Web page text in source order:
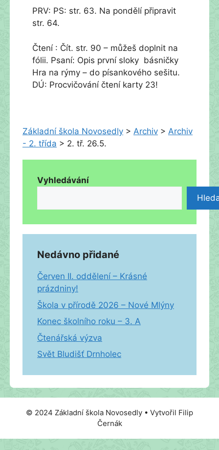
PRV: PS: str. 63. Na pondělí připravit
str. 64.
Čtení : Čít. str. 90 – můžeš doplnit na
fólii. Psaní: Opis první sloky básničky
Hra na rýmy – do písankového sešitu.
DÚ: Procvičování čtení karty 23!
Základní škola Novosedly > Archiv > Archiv
- 2. třída > 2. tř. 26.5.
Vyhledávání
Nedávno přidané
Červen II. oddělení – Krásné
prázdniny!
Škola v přírodě 2026 – Nové Mlýny
Konec školního roku – 3. A
Čtenářská výzva
Svět Bludišť Drnholec
© 2024 Základní škola Novosedly • Vytvořil Filip
Černák